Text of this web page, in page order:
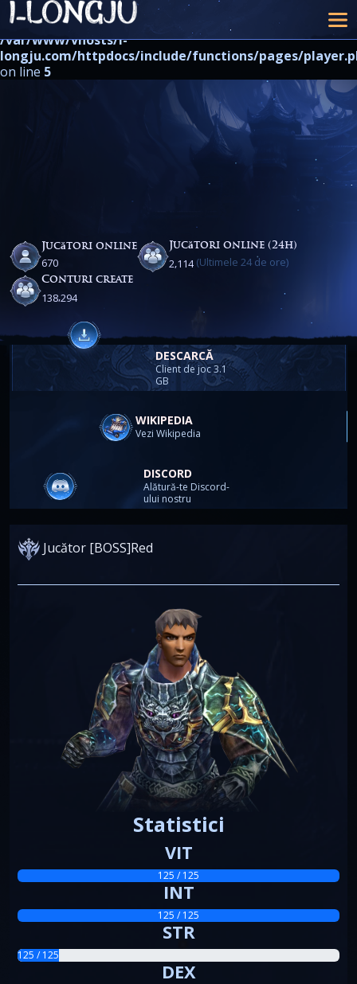
Warning: strpos() expects at least 2 parameters, 1 given in
/var/www/vhosts/i-
longju.com/httpdocs/include/functions/pages/
on line 5
Jucători online
670
Jucători online (24h)
2,114 (Ultimele 24 de ore)
Conturi create
138,294
DESCARCĂ
Client de joc 3.1
GB
WIKIPEDIA
Vezi Wikipedia
DISCORD
Alătură-te Discord-
ului nostru
Jucător [BOSS]Red
Statistici
VIT
125 / 125
INT
125 / 125
STR
125 / 125
DEX